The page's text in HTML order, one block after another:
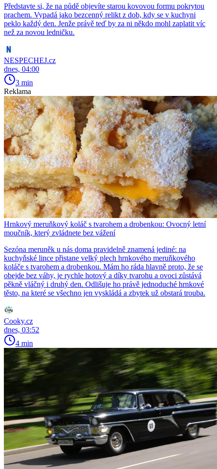
Představte si, že na půdě objevíte starou kovovou formu pokrytou
prachem. Vypadá jako bezcenný relikt z dob, kdy se v kuchyni
peklo každý den. Jenže právě teď by za ni někdo mohl zaplatit víc
než za novou ledničku.
NESPECHEJ.cz
dnes, 04:00
3 min
Reklama
Hrnkový meruňkový koláč s tvarohem a drobenkou: Ovocný letní
moučník, který zvládnete bez vážení
Sezóna meruněk u nás doma pravidelně znamená jediné: na
kuchyňské lince přistane velký plech hrnkového meruňkového
koláče s tvarohem a drobenkou. Mám ho ráda hlavně proto, že se
obejde bez váhy, je rychle hotový a díky tvarohu a ovoci zůstává
pěkně vláčný i druhý den. Odlišuje ho právě jednoduché hrnkové
těsto, na které se všechno jen vyskládá a zbytek už obstará trouba.
Cooky.cz
dnes, 03:52
4 min